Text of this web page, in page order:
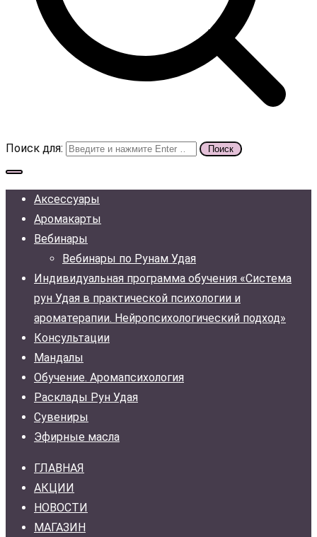
Поиск для:
Аксессуары
Аромакарты
Вебинары
Вебинары по Рунам Удая
Индивидуальная программа обучения «Система
рун Удая в практической психологии и
ароматерапии. Нейропсихологический подход»
Консультации
Мандалы
Обучение. Аромапсихология
Расклады Рун Удая
Сувениры
Эфирные масла
ГЛАВНАЯ
АКЦИИ
НОВОСТИ
МАГАЗИН